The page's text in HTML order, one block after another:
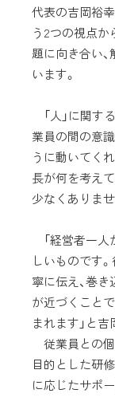
代表の吉岡裕
う2つの視点か
題に向き合い
います。
「人」に関す
業員の間の意
うに動いてく
長が何を考え
少なくありませ
「経営者一人
しいものです
寧に伝え、巻
が近づくこと
まれます」と吉
従業員との
目的とした研
に応じたサポ